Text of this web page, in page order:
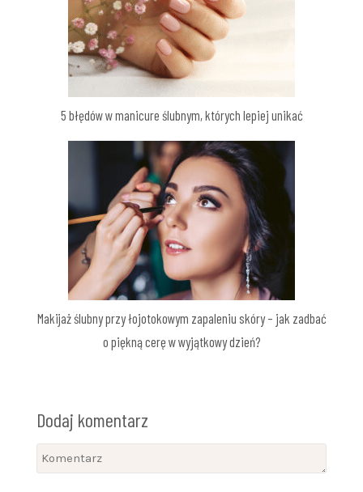
5 błędów w manicure ślubnym, których lepiej unikać
Makijaż ślubny przy łojotokowym zapaleniu skóry – jak zadbać
o piękną cerę w wyjątkowy dzień?
Dodaj komentarz